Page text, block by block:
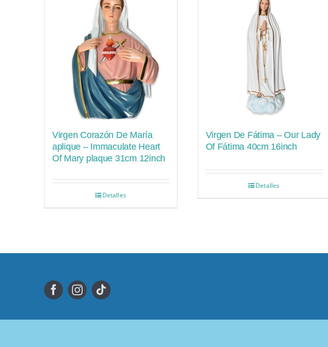
Virgen Corazón De María
aplique – Immaculate Heart
Of Mary plaque 31cm 12inch
Detalles
Virgen De Fátima – Our Lady
Of Fátima 40cm 16inch
Detalles